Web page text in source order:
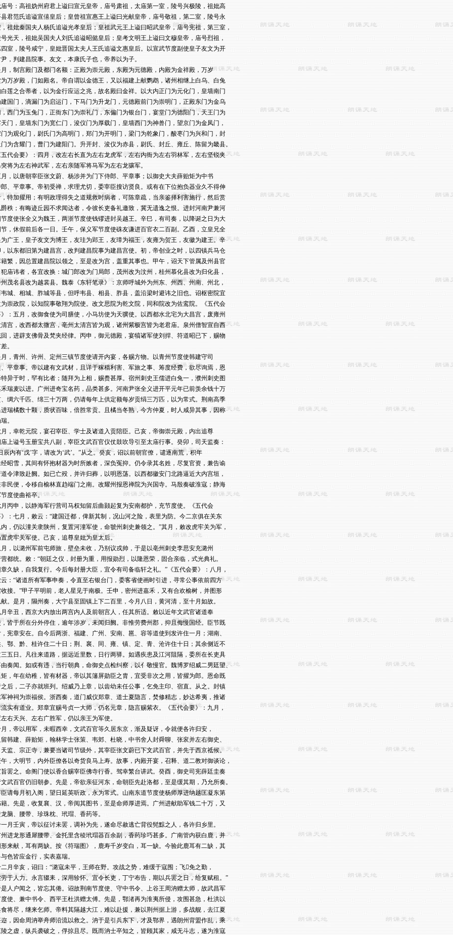
号：高祖妫州府君上谥曰宣元皇帝，庙号肃祖，太庙第一室，陵号兴极陵，祖妣高
君范氏追谥宣僖皇后；皇曾祖宣惠王上谥曰光献皇帝，庙号敬祖，第二室，陵号永
祖妣秦国夫人杨氏追谥光孝皇后；皇祖武元王上谥曰昭武皇帝，庙号宪祖，第三室，
光天，祖妣吴国夫人刘氏追谥昭懿皇后；皇考文明王上谥曰文穆皇帝，庙号烈祖，
室，陵号咸宁，皇妣晋国太夫人王氏追谥文惠皇后。以宣武节度副使皇子友文为开
，判建昌院事。友文，本康氏子也，帝养以为子。
，制宫殿门及都门名额：正殿为崇元殿，东殿为元德殿，内殿为金祥殿，万岁
万岁殿，门如殿名。帝自谓以金德王，又以福建上献鹦鹉，诸州相继上白乌、白兔
莲之合蒂者，以为金行应运之兆，故名殿曰金祥。以大内正门为元化门，皇墙南门
国门，滴漏门为启运门，下马门为升龙门，元德殿前门为崇明门，正殿东门为金乌
西门为玉兔门，正衙东门为崇礼门，东偏门为银台门，宴堂门为德阳门，天王门为
门，皇墙东门为宽仁门，浚仪门为厚载门，皇墙西门为神兽门，望京门为金凤门，
为观化门，尉氏门为高明门，郑门为开明门，梁门为乾象门，酸枣门为兴和门，封
为含耀门，曹门为建阳门。升开封、浚仪为赤县，尉氏、封丘、雍丘、陈留为畿县。
代会要》：四月，改左右长直为左右龙虎军，左右内衙为左右羽林军，左右坚锐夹
将为左右神武军，左右亲随军将马军为左右龙骧军。
，以唐朝宰臣张文蔚、杨涉并为门下侍郎、平章事；以御史大夫薛贻矩为中书
、平章事。帝初受禅，求理尤切，委宰臣搜访贤良。或有在下位抱负器业久不得伸
特加擢用；有明政理得失之道规救时病者，可陈章疏，当亲鉴择利害施行，然后赏
秩；有晦迹丘园不求闻达者，令彼长吏备礼邀致，冀无遗逸之恨。进封河南尹兼河
度使张全义为魏王，两浙节度使钱镠进封吴越王。辛巳，有司奏，以降诞之日为大
，休假前后各一日。壬午，保义军节度使硃友谦进百官衣二百副。乙酉，立皇兄全
广王，皇子友文为博王，友珪为郢王，友璋为福王，友雍为贺王，友徽为建王。辛
以东都旧第为建昌宫，改判建昌院事为建昌宫使。初，帝创业之时，以四镇兵马仓
繁，因总置建昌院以领之，至是改为宫，盖重其事也。甲午，诏天下管属及州县官
庙讳者，各宜改换：城门郎改为门局郎，茂州改为汶州，桂州慕化县改为归化县，
茂名县改为越裳县。魏泰《东轩笔录》：京师呼城外为州东、州西、州南、州北，
城、相城、胙城等县，但呼韦县、相县、胙县，盖沿梁时避讳之旧也。诏枢密院宜
崇政院，以知院事敬翔为院使。改文思院为乾文院，同和院改为佐鸾院。《五代会
：五月，改御食使为司膳使，小马坊使为天骥使。以西都水北宅为大昌宫，废雍州
宫，改西都太微宫，亳州太清宫皆为观，诸州紫极宫皆为老君庙。泉州僧智宣自西
，进辟支佛骨及梵夹经律。丙申，御元德殿，宴犒诸军使刘捍、符道昭已下，赐物
。
，青州、许州、定州三镇节度使请开内宴，各赐方物。以青州节度使韩建守司
平章事。帝以建有文武材，且详于稼穑利害、军旅之事、筹度经费，欲尽询焉，恩
异于时，罕有比者；随拜为上相，赐赉甚厚。宿州刺史王儒进白兔一，濮州刺史图
瑞麦以进。广州进奇宝名药，品类甚多。河南尹张全义进开平元年已前羡余钱十万
绸六千匹、绵三十万两，仍请每年上供定额每岁贡绢三万匹，以为常式。荆南高季
瑞橘数十颗，质状百味，倍胜常贡。且橘当冬熟，今方仲夏，时人咸异其事，因称
。
，幸乾元院，宴召宰臣、学士及诸道入贡陪臣。己亥，帝御崇元殿，内出追尊
上谥号玉册宝共八副，宰臣文武百官仪仗鼓吹导引至太庙行事。癸卯，司天监奏：
辰内有‘戊’字，请改为‘武’。”从之。癸亥，诏以前朝官僚，谴逐南荒，积年
昭雪，其间有怀抱材器为时所嫉者，深负冤抑。仍令录其名姓，尽复官资，兼告谕
令津致赴阙。如已亡殁，并许归葬，以明恩荡。以西都徽安门北路逼近大内宫垣，
民便，令移自榆林直趋端门之南。改耀州报恩禅院为兴国寺。马殷奏破淮寇；静海
度使曲裕卒。
丙申，以静海军行营司马权知留后曲颢起复为安南都护，充节度使。《五代会
：七月，敕云：“建国迁都，俾新其制，况山河之险，表里为防。今二京俱在关东
，仍以潼关隶陕州，复置河潼军使，命虢州刺史兼领之。”其月，敕改虎牢关为军，
虎牢关军使。己亥，追尊皇妣为皇太后。
，以潞州军前屯师旅，壁垒未收，乃别议戎帅，于是以亳州刺史李思安充潞州
都统。敕：“朝廷之仪，封册为重，用报勋烈，以隆恩荣，固合亲临，式光典礼。
久缺，自我复行。今后每封册大臣，宜令有司备临轩之礼。”《五代会要》：八月，
：“诸道所有军事申奏，令直至右银台门，委客省使画时引进，寻常公事依前四方
接。”甲子平明前，老人星见于南极。壬申，密州进嘉禾，又有合欢榆树，并图形
。是月，隰州奏，大宁县至固镇上下二百里，今月八日，黄河清，至十月如故。
辛丑，西京大内放出两宫内人及前朝宫人，任其所适。敕以近年文武官诸道奉
皆于所在分外停住，逾年涉岁，未闻归阙。非惟劳费州郡，抑且侮慢国经。臣节既
宪章安在。自今后两浙、福建、广州、安南、邕、容等道使到发许住一月；湖南、
鄂、黔、桂许住二十日；荆、襄、同、雍、镇、定、青、沧许住十日；其余侧近不
五日。凡往来道路，据远近里数，日行两驿。如遇疾患及江河阻隔，委所在长吏具
奏闻。如或有违，当行朝典，命御史点检纠察，以亻敬慢官。魏博罗绍威二男廷望、
，年在幼稚，皆有材器，帝以其籓屏勋臣之胄，宜受非次之用，皆擢为郎。恩命既
后，二子亦就班列。绍威乃上章，以齿幼未任公事，乞免主印、宿直。从之。封镇
神祠为崇福侯。浙西奏，道门威仪郑章、道士夏隐言，焚修精志，妙达希夷，推诸
实有道业。郑章宜赐号贞一大师，仍名元章，隐言赐紫衣。《五代会要》：九月，
右天兴、左右广胜军，仍以亲王为军使。
，帝以用军，未暇西幸，文武百官等久居东京，渐及疑讶，令就便各许归安，
韩建、薛贻矩，翰林学士张策、韦郊、杜晓，中书舍人封舜聊、张衮并左右御史、
监、宗正寺，兼要当诸司节级外，其宰臣张文蔚已下文武百官，并先于西京祗候。
，大明节，内外臣僚各以奇货良马上寿。故事，内殿开宴，召释、道二教对御谈论，
罢之。命阁门使以香合赐宰臣佛寺行香。驾幸繁台讲武。癸酉，御史司宪薛廷圭奏
武百官仍旧朝参。先是，帝欲亲征河东，命朝臣先赴洛都，至是缓其期，乃允所奏。
请每月初入阁，望日延英听政，永为常式。山南东道节度使杨师厚进纳越匡凝东第
。先是，收复襄、汉，帝阅其图书，至是命师厚进焉。广州进献助军钱二十万，又
脑、腰带、珍珠枕、玳瑁、香药等。
月壬寅，帝以征讨未罢，调补为先，遂命尽赦逃亡背役髡黥之人，各许归乡里。
进龙形通犀腰带、金托里含稜玳瑁器百余副，香药珍巧甚多。广南管内获白鹿，并
来献，耳有两缺。按《符瑞图》，鹿寿千岁变白，耳一缺。今验此鹿耳有二缺，其
色皆应金行，实表嘉瑞。
月辛亥，诏曰：“潞寇未平，王师在野。攻战之势，难缓于寇围；飞免之勤，
于人力。永言辍耒，深用轸怀。宜令长吏，丁宁布告，期以兵罢之日，给复赋租。”
人户闻之，皆忘其倦。诏故荆南节度使、守中书令、上谷王周汭赠太师，故武昌军
使、兼中书令、西平王杜洪赠太傅。先是，鄂渚再为淮夷所侵，攻围甚急，杜洪以
将尽，继来乞师。帝料其隔越大江，难以赴援，兼以荆州据上游，多战舰，去江夏
，因命周汭举舟师沿流以救之。汭于是引兵东下，才及鄂界，遇朗州背盟作乱，乘
之虚，纵兵袭破之，俘掠且尽。既而汭士卒知之，皆顾其家，咸无斗志，遂为淮寇